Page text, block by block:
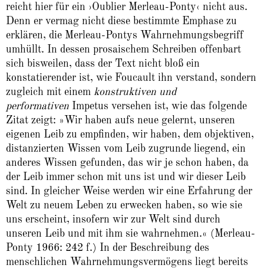
reicht hier für ein ›Oublier Merleau-Ponty‹ nicht aus.
Denn er vermag nicht diese bestimmte Emphase zu
erklären, die Merleau-Pontys Wahrnehmungsbegriff
umhüllt. In dessen prosaischem Schreiben offenbart
sich bisweilen, dass der Text nicht bloß ein
konstatierender ist, wie Foucault ihn verstand, sondern
zugleich mit einem konstruktiven und
performativen Impetus versehen ist, wie das folgende
Zitat zeigt: »Wir haben aufs neue gelernt, unseren
eigenen Leib zu empfinden, wir haben, dem objektiven,
distanzierten Wissen vom Leib zugrunde liegend, ein
anderes Wissen gefunden, das wir je schon haben, da
der Leib immer schon mit uns ist und wir dieser Leib
sind. In gleicher Weise werden wir eine Erfahrung der
Welt zu neuem Leben zu erwecken haben, so wie sie
uns erscheint, insofern wir zur Welt sind durch
unseren Leib und mit ihm sie wahrnehmen.« (Merleau-
Ponty 1966: 242 f.) In der Beschreibung des
menschlichen Wahrnehmungsvermögens liegt bereits